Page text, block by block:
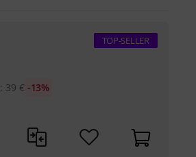
TOP-SELLER
: 39 € -13%